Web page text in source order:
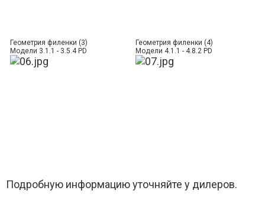
Геометрия филенки (3)
Модели 3.1.1 - 3.5.4 PD
Геометрия филенки (4)
Модели 4.1.1 - 4.8.2 PD
Подробную информацию уточняйте у дилеров.